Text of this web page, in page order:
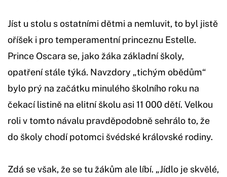
Jíst u stolu s ostatními dětmi a nemluvit, to byl jistě
oříšek i pro temperamentní princeznu Estelle.
Prince Oscara se, jako žáka základní školy,
opatření stále týká. Navzdory „tichým obědům“
bylo prý na začátku minulého školního roku na
čekací listině na elitní školu asi 11 000 dětí. Velkou
roli v tomto návalu pravděpodobně sehrálo to, že
do školy chodí potomci švédské královské rodiny.
Zdá se však, že se tu žákům ale líbí. „Jídlo je skvělé,